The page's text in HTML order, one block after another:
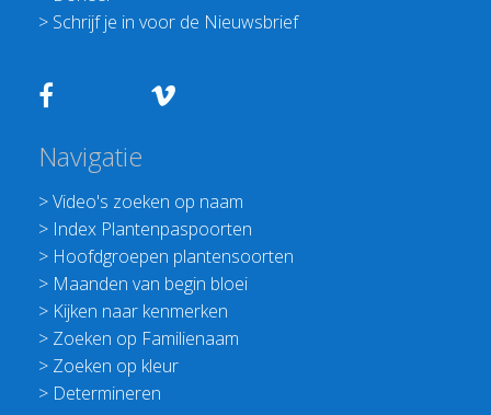
> Schrijf je in voor de Nieuwsbrief
Navigatie
>Video's zoeken op naam
> Index Plantenpaspoorten
> Hoofdgroepen plantensoorten
> Maanden van begin bloei
> Kijken naar kenmerken
> Zoeken op Familienaam
> Zoeken op kleur
> Determineren